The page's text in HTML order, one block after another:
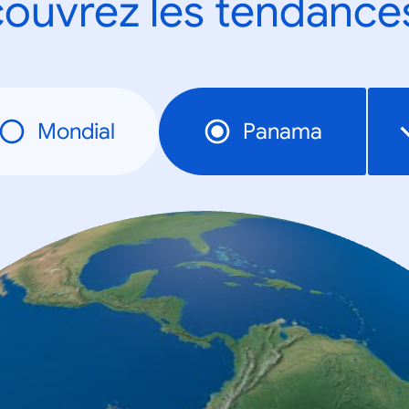
les
Mondial Panama